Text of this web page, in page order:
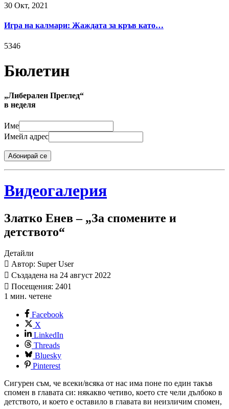
30 Окт, 2021
Игра на калмари: Жаждата за кръв като…
5346
Бюлетин
„Либерален Преглед“
в неделя
Име
Имейл адрес
Абонирай се
Видеогалерия
Златко Енев – „За спомените и
детството“
Детайли
Автор: Super User
Създадена на 24 август 2022
Посещения: 2401
1 мин. четене
Facebook
X
LinkedIn
Threads
Bluesky
Pinterest
Сигурен съм, че всеки/всяка от нас има поне по един такъв
спомен в главата си: някакво четиво, което сте чели дълбоко в
детството, и което е оставило в главата ви неизличим спомен,